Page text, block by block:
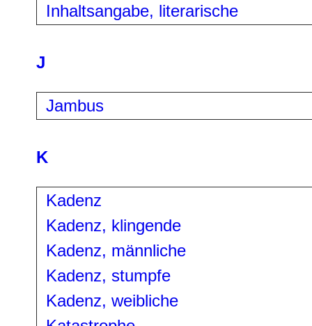
Inhaltsangabe, literarische
J
Jambus
K
Kadenz
Kadenz, klingende
Kadenz, männliche
Kadenz, stumpfe
Kadenz, weibliche